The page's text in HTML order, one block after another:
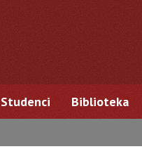
Studenci Biblioteka